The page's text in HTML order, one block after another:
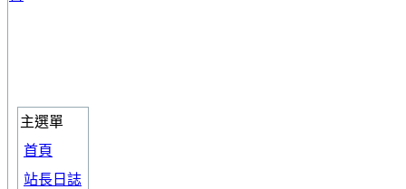
主選單
首頁
站長日誌